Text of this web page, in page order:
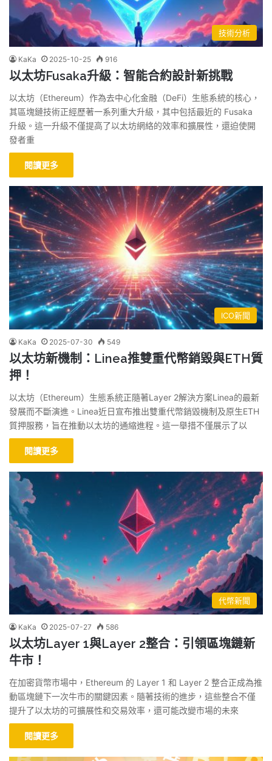
技術分析
KaKa 2025-10-25 916
以太坊Fusaka升級：智能合約設計新挑戰
以太坊（Ethereum）作為去中心化金融（DeFi）生態系統的核心，
其區塊鏈技術正經歷著一系列重大升級，其中包括最近的 Fusaka
升級。這一升級不僅提高了以太坊網絡的效率和擴展性，還迫使開
發者重
閱讀更多
ICO新聞
KaKa 2025-07-30 549
以太坊新機制：Linea推雙重代幣銷毀與ETH質
押！
以太坊（Ethereum）生態系統正隨著Layer 2解決方案Linea的最新
發展而不斷演進。Linea近日宣布推出雙重代幣銷毀機制及原生ETH
質押服務，旨在推動以太坊的通縮進程。這一舉措不僅展示了以
閱讀更多
代幣新聞
KaKa 2025-07-27 586
以太坊Layer 1與Layer 2整合：引領區塊鏈新
牛市！
在加密貨幣市場中，Ethereum 的 Layer 1 和 Layer 2 整合正成為推
動區塊鏈下一次牛市的關鍵因素。隨著技術的進步，這些整合不僅
提升了以太坊的可擴展性和交易效率，還可能改變市場的未來
閱讀更多